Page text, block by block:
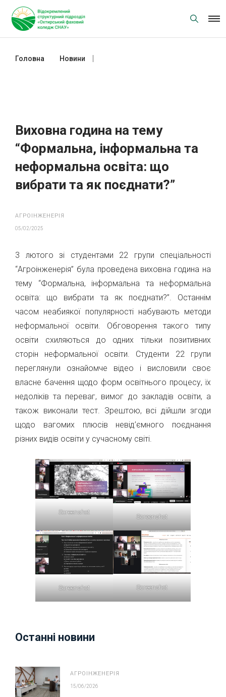
content
Головна Новини
Виховна година на тему
“Формальна, інформальна та
неформальна освіта: що
вибрати та як поєднати?”
АГРОІНЖЕНЕРІЯ
05/02/2025
3 лютого зі студентами 22 групи спеціальності
“Агроінженерія” була проведена виховна година на
тему “Формальна, інформальна та неформальна
освіта: що вибрати та як поєднати?”. Останнім
часом неабиякої популярності набувають методи
неформальної освіти. Обговорення такого типу
освіти схиляються до одних тільки позитивних
сторін неформальної освіти. Студенти 22 групи
переглянули ознайомче відео і висловили своє
власне бачення щодо форм освітнього процесу, їх
недоліків та переваг, вимог до закладів освіти, а
також виконали тест. Зрештою, всі дійшли згоди
щодо вагомих плюсів невід’ємного поєднання
різних видів освіти у сучасному світі.
Screenshot
Screenshot
Screenshot Screenshot
Останні новини
АГРОІНЖЕНЕРІЯ
15/06/2026